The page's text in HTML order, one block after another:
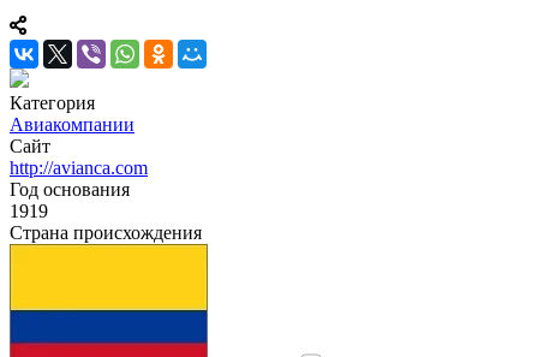
Категория
Авиакомпании
Сайт
http://avianca.com
Год основания
1919
Страна происхождения